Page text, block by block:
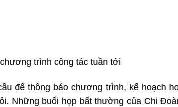
trình công tác tuần tới
để thông báo chương trình, kế hoạch
Những buổi họp bất thường của Chi